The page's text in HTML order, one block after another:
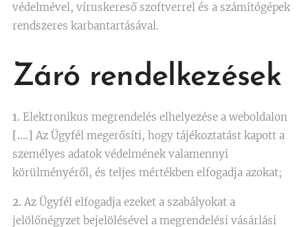
védelmével, víruskereső szoftverrel és a számítógépek
rendszeres karbantartásával.
Záró rendelkezések
1. Elektronikus megrendelés elhelyezése a weboldalon
[….] Az Ügyfél megerősíti, hogy tájékoztatást kapott a
személyes adatok védelmének valamennyi
körülményéről, és teljes mértékben elfogadja azokat;
2. Az Ügyfél elfogadja ezeket a szabályokat a
jelölőnégyzet bejelölésével a megrendelési vásárlási